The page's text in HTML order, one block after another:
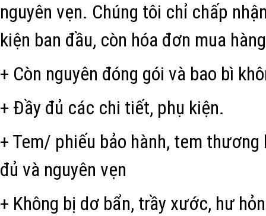
nguyên vẹn. Chúng tôi chỉ chấp
kiện ban đầu, còn hóa đơn mua
+ Còn nguyên đóng gói và bao bì
+ Đầy đủ các chi tiết, phụ kiện.
+ Tem/ phiếu bảo hành, tem
đủ và nguyên vẹn
+ Không bị dơ bẩn, trầy xước, hư